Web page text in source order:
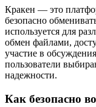
Кракен — это
безопасно
используется для
обмен файлами,
участие в
пользователи
надежности.
Как безопасно